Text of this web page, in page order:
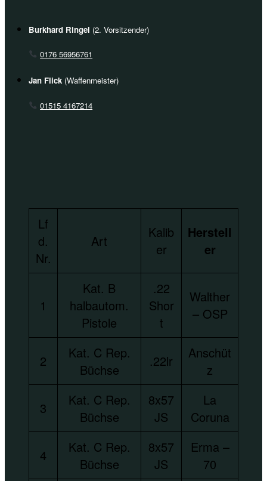
Burkhard Ringel (2. Vorsitzender)
0176 56956761
Jan Flick (Waffenmeister)
01515 4167214
Lf
d.
Nr.
Art
Kalib
er
Herstell
er
1
Kat. B
halbautom.
Pistole
.22
Shor
t
Walther
– OSP
2
Kat. C Rep.
Büchse
.22lr
Anschüt
z
3
Kat. C Rep.
Büchse
8x57
JS
La
Coruna
4
Kat. C Rep.
Büchse
8x57
JS
Erma –
70